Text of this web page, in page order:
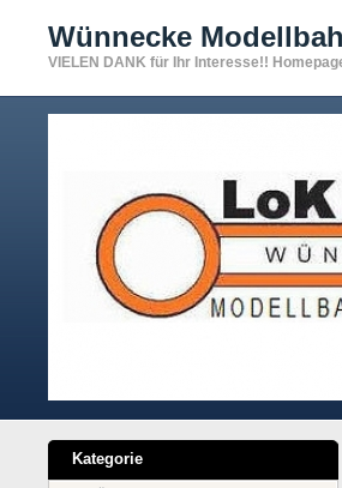
Wünnecke
VIELEN DANK für Ihr Interesse!!
Kategorie